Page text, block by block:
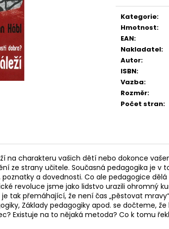
cena:
Kategorie:
Hmotnost:
EAN:
Nakladatel:
Autor:
ISBN:
Vazba:
Rozměr:
Počet stran:
na charakteru vašich dětí nebo dokonce
ze strany učitele. Současná pedagogika je v
a dovednosti. Co ale pedagogice
revoluce jsme jako lidstvo urazili ohromný
tak přemáhající, že není čas „pěstovat
Základy pedagogiky apod. se dočteme,
Existuje na to nějaká metoda? Co k tomu